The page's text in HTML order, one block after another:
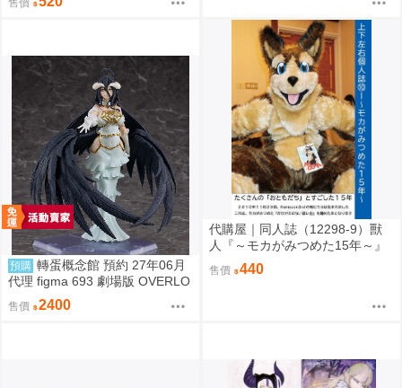
預購 轉蛋概念館 預約 27年06月
代理 figma 693 劇場版 OVERLO
RD 聖王國篇 雅兒貝德 免訂金
售價 2400
代購屋｜同人誌（12298-9）獸
人『～モカがみつめた15年～』
上下左右 ふちなし印刷
售價 440